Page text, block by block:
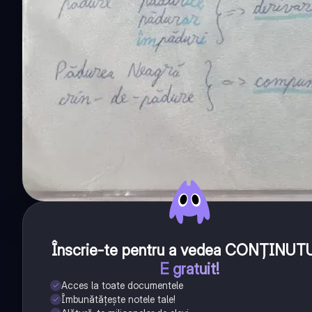
Înscrie-te pentru a vedea
E gratuit!
Acces la toate documentele
Îmbunătățește notele tale!